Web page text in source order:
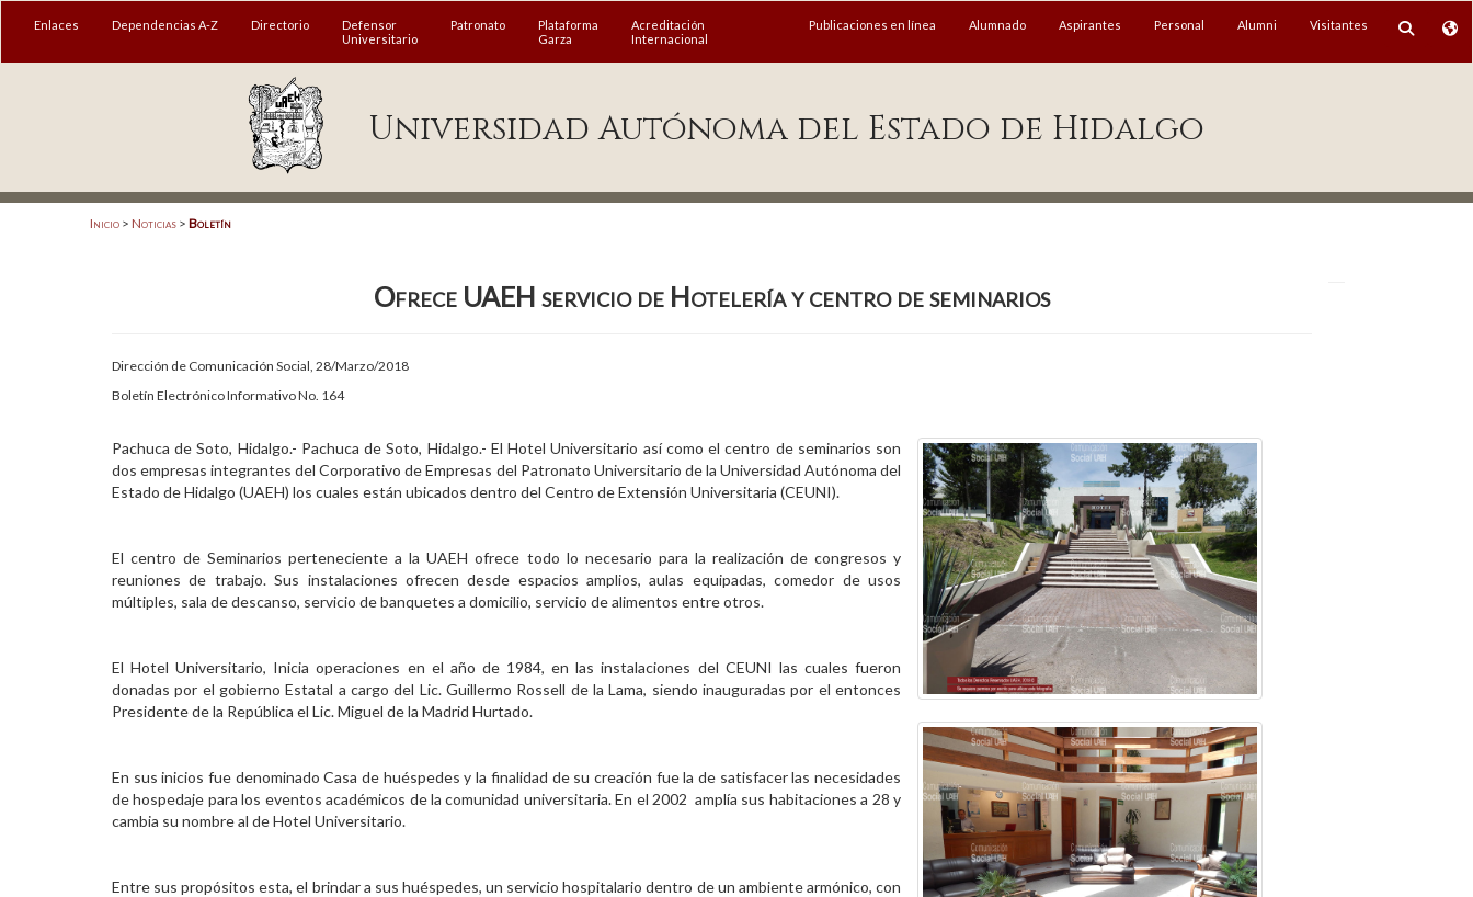
MENÚ
Acreditación Internacional
Enlaces Dependencias A-Z Directorio
Defensor
Universitario
Patronato
Plataforma
Garza
Acreditación
Internacional
Publicaciones en línea Alumnado Aspirantes Personal Alumni Visitantes
Universidad Autónoma del Estado de Hidalgo
Inicio > Noticias > Boletín
Ofrece UAEH servicio de Hotelería y centro de seminarios
Dirección de Comunicación Social, 28/Marzo/2018
Boletín Electrónico Informativo No. 164
Pachuca de Soto, Hidalgo.- Pachuca de Soto, Hidalgo.- El Hotel Universitario así como el centro de seminarios son
dos empresas integrantes del Corporativo de Empresas del Patronato Universitario de la Universidad Autónoma del
Estado de Hidalgo (UAEH) los cuales están ubicados dentro del Centro de Extensión Universitaria (CEUNI).
El centro de Seminarios perteneciente a la UAEH ofrece todo lo necesario para la realización de congresos y
reuniones de trabajo. Sus instalaciones ofrecen desde espacios amplios, aulas equipadas, comedor de usos
múltiples, sala de descanso, servicio de banquetes a domicilio, servicio de alimentos entre otros.
El Hotel Universitario, Inicia operaciones en el año de 1984, en las instalaciones del CEUNI las cuales fueron
donadas por el gobierno Estatal a cargo del Lic. Guillermo Rossell de la Lama, siendo inauguradas por el entonces
Presidente de la República el Lic. Miguel de la Madrid Hurtado.
En sus inicios fue denominado Casa de huéspedes y la finalidad de su creación fue la de satisfacer las necesidades
de hospedaje para los eventos académicos de la comunidad universitaria. En el 2002 amplía sus habitaciones a 28 y
cambia su nombre al de Hotel Universitario.
Entre sus propósitos esta, el brindar a sus huéspedes, un servicio hospitalario dentro de un ambiente armónico, con